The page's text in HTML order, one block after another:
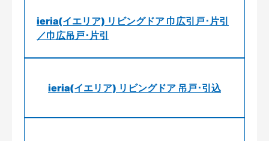
ieria(イエリア) リビングドア 巾広引戸･片引
／巾広吊戸･片引
ieria(イエリア) リビングドア 吊戸･引込